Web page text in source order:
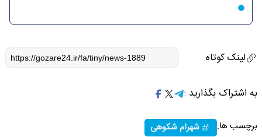
لینک کوتاه
به اشتراک بگذارید :
برچسب ها: شهرام شکوهی